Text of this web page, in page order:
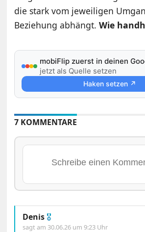
die stark vom jeweiligen
Beziehung abhängt.Wie
mobiFlip zuerst in deinen
jetzt als Quelle setzen
Haken setzen ↗
7 KOMMENTARE
Denis 🎖
sagt am 30.06.26 um 9:23 Uhr